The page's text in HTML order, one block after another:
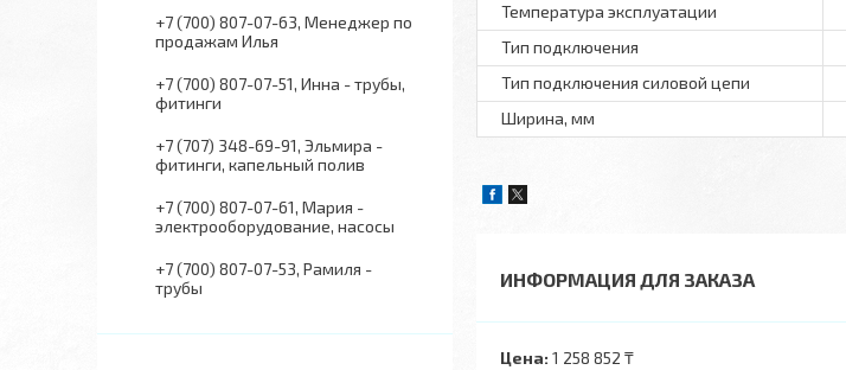
Температура эксплуатации
Тип подключения
Тип подключения силовой цепи
Ширина, мм
ИНФОРМАЦИЯ ДЛЯ ЗАКАЗА
Цена: 1 258 852 ₸
+7 (700) 807-07-63 Менеджер по
продажам Илья
+7 (700) 807-07-51 Инна - трубы,
фитинги
+7 (707) 348-69-91 Эльмира -
фитинги, капельный полив
+7 (700) 807-07-61 Мария -
электрооборудование, насосы
+7 (700) 807-07-53 Рамиля -
трубы